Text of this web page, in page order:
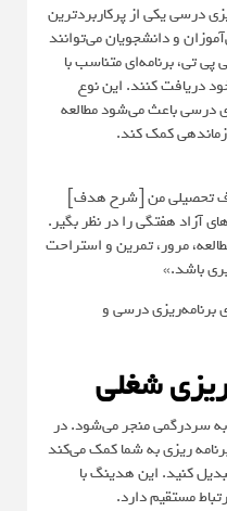
درسی یکی از پرکاربردترین
و دانشجویان می‌توانند
تی، برنامه‌ای متناسب با
دریافت کنند. این نوع
درسی باعث می‌شود مطالعه
کمک کند.
تحصیلی من [شرح هدف]
آزاد هفتگی را در نظر بگیر.
مرور، تمرین و استراحت
باشد.»
برنامه‌ریزی درسی و
شغلی
سردرگمی منجر می‌شود. در
ریزی به شما کمک می‌کند
کنید. این هدینگ با
مستقیم دارد.